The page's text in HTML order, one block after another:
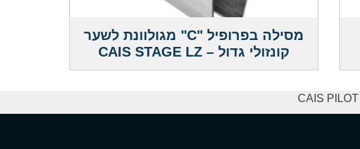
מסילה בפרופיל "C" מגולוונת לשער
קונזולי גדול – CAIS STAGE LZ